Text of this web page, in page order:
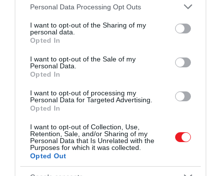
Please note that this website/app uses one or more Google
not limited to your visit or usage behaviour. You may click to
grant or deny consent to Google and its third-party tags to
use your data for below specified purposes in below Google
consent section.
Personal Data Processing Opt Outs
I want to opt-out of the Sharing of my
personal data.
Opted In
I want to opt-out of the Sale of my
Personal Data.
Opted In
I want to opt-out of processing my
Personal Data for Targeted Advertising.
Opted In
I want to opt-out of Collection, Use,
Retention, Sale, and/or Sharing of my
Personal Data that Is Unrelated with the
Purposes for which it was collected.
Opted Out